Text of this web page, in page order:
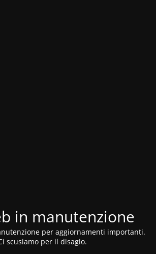
in manutenzione
per aggiornamenti importanti.
scusiamo per il disagio.